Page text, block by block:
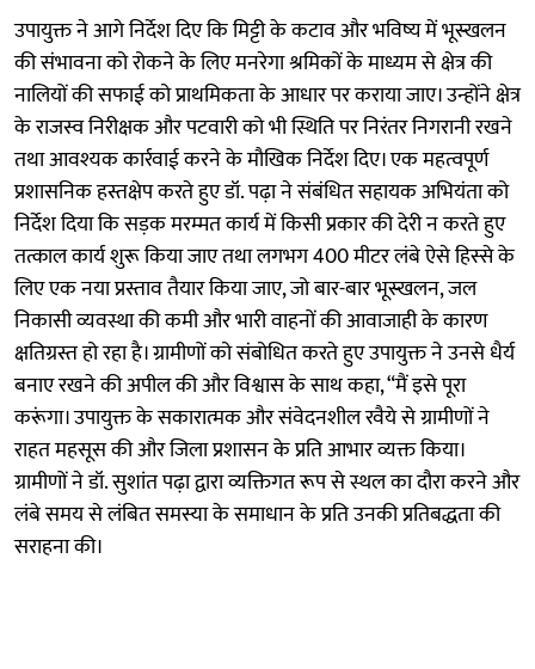
उपायुक्त ने आगे निर्देश दिए कि मिट्टी के कटाव और भविष्य में भूस्खलन
की संभावना को रोकने के लिए मनरेगा श्रमिकों के माध्यम से क्षेत्र की
नालियों की सफाई को प्राथमिकता के आधार पर कराया जाए। उन्होंने क्षेत्र
के राजस्व निरीक्षक और पटवारी को भी स्थिति पर निरंतर निगरानी रखने
तथा आवश्यक कार्रवाई करने के मौखिक निर्देश दिए। एक महत्वपूर्ण
प्रशासनिक हस्तक्षेप करते हुए डॉ. पढ़ा ने संबंधित सहायक अभियंता को
निर्देश दिया कि सड़क मरम्मत कार्य में किसी प्रकार की देरी न करते हुए
तत्काल कार्य शुरू किया जाए तथा लगभग 400 मीटर लंबे ऐसे हिस्से के
लिए एक नया प्रस्ताव तैयार किया जाए, जो बार-बार भूस्खलन, जल
निकासी व्यवस्था की कमी और भारी वाहनों की आवाजाही के कारण
क्षतिग्रस्त हो रहा है। ग्रामीणों को संबोधित करते हुए उपायुक्त ने उनसे धैर्य
बनाए रखने की अपील की और विश्वास के साथ कहा, “मैं इसे पूरा
करूंगा। उपायुक्त के सकारात्मक और संवेदनशील रवैये से ग्रामीणों ने
राहत महसूस की और जिला प्रशासन के प्रति आभार व्यक्त किया।
ग्रामीणों ने डॉ. सुशांत पढ़ा द्वारा व्यक्तिगत रूप से स्थल का दौरा करने और
लंबे समय से लंबित समस्या के समाधान के प्रति उनकी प्रतिबद्धता की
सराहना की।